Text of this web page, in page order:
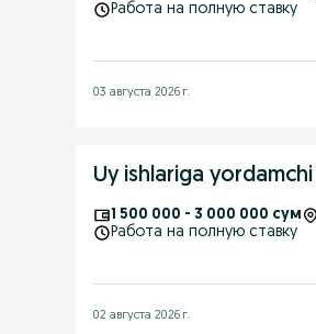
Работа на полную ставку
03 августа 2026 г.
Uy ishlariga
1 500 000 - 3 000 000 сум
Работа на полную ставку
02 августа 2026 г.